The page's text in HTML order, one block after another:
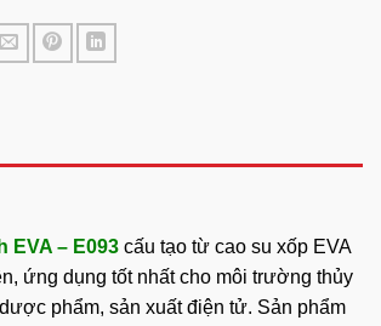
EVA – E093 cấu tạo từ cao su xốp EVA
ứng dụng tốt nhất cho môi trường thủy
phẩm, sản xuất điện tử. Sản phẩm